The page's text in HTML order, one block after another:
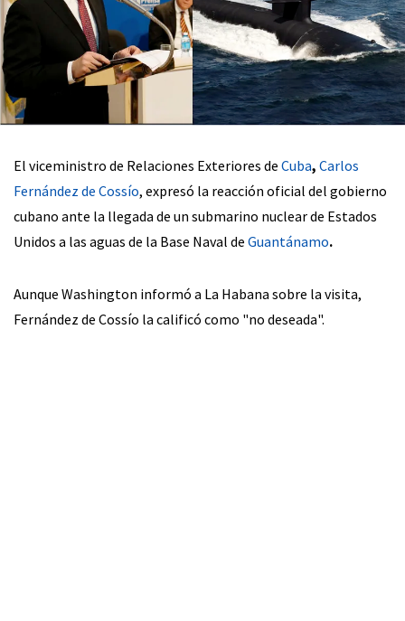
El viceministro de Relaciones Exteriores de Cuba, Carlos
Fernández de Cossío, expresó la reacción oficial del gobierno
cubano ante la llegada de un submarino nuclear de Estados
Unidos a las aguas de la Base Naval de Guantánamo.
Aunque Washington informó a La Habana sobre la visita,
Fernández de Cossío la calificó como "no deseada".